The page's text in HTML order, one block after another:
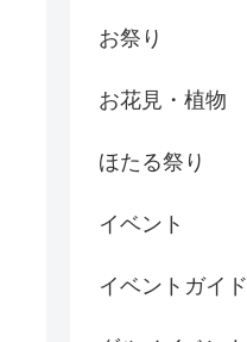
お祭り
お花見・植物
ほたる祭り
イベント
イベントガイド